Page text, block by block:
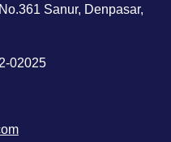
Sanur, Denpasar,
02025